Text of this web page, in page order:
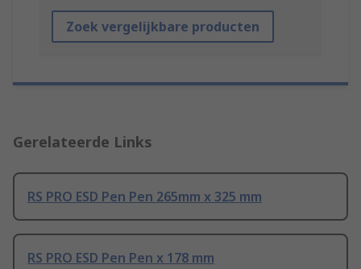
Zoek vergelijkbare producten
Gerelateerde Links
RS PRO ESD Pen Pen 265mm x 325 mm
RS PRO ESD Pen Pen x 178 mm